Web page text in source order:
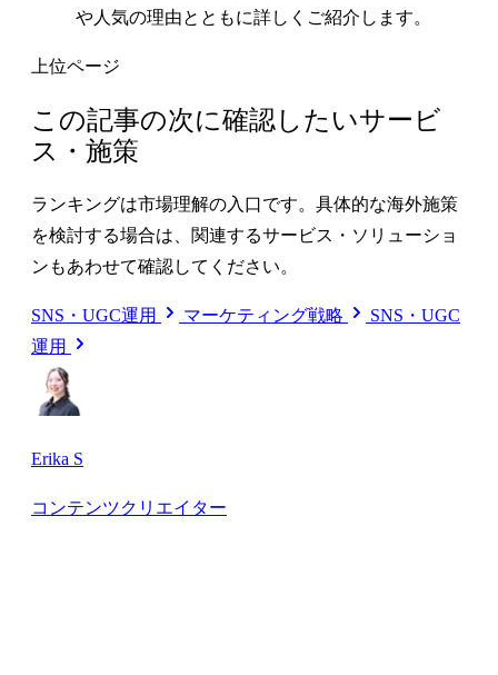
や人気の理由とともに詳しくご紹介します。
上位ページ
この記事の次に確認したいサービ
ス・施策
ランキングは市場理解の入口です。具体的な海外施策
を検討する場合は、関連するサービス・ソリューショ
ンもあわせて確認してください。
SNS・UGC運用 マーケティング戦略
SNS・UGC
運用
Erika S
コンテンツクリエイター